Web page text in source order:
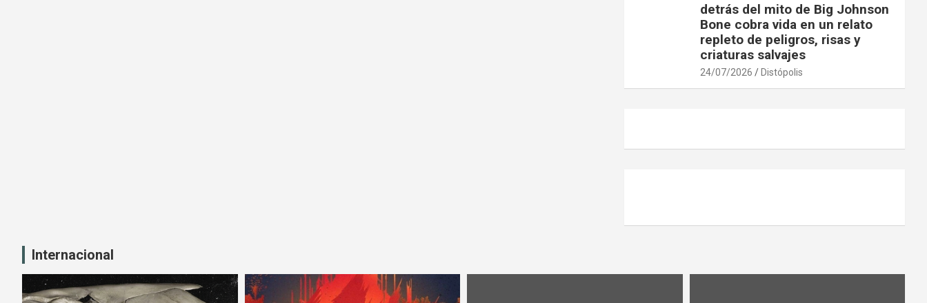
detrás del mito de Big Johnson
Bone cobra vida en un relato
repleto de peligros, risas y
criaturas salvajes
24/07/2026 Distópolis
Internacional